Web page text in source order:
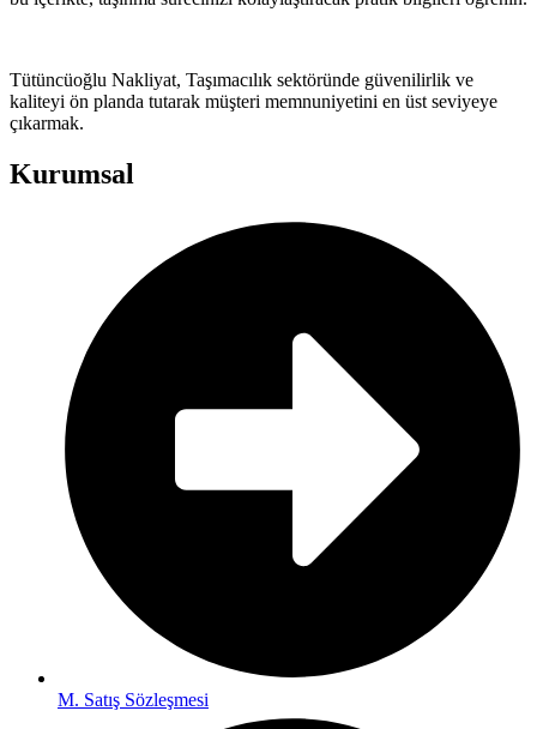
Tütüncüoğlu Nakliyat, Taşımacılık sektöründe güvenilirlik ve
kaliteyi ön planda tutarak müşteri memnuniyetini en üst seviyeye
çıkarmak.
Kurumsal
M. Satış Sözleşmesi